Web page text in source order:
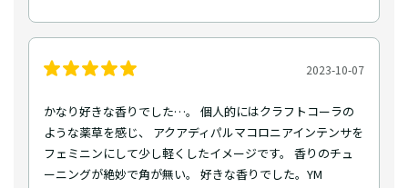
2023-10-07
かなり好きな香りでした…。 個人的にはクラフトコーラの
ような薬草を感じ、 アクアディパルマコロニアインテンサを
フェミニンにして少し軽くしたイメージです。 香りのチュ
ーニングが絶妙で角が無い。 好きな香りでした。YM